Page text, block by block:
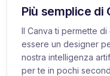
Più semplice di
Il Canva ti permette
essere un designer
nostra intelligenza
per te in pochi